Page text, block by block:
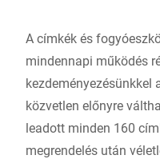
A címkék és
mindennapi működés
kezdeményezésünkkel
közvetlen előnyre
leadott minden 160
megrendelés után